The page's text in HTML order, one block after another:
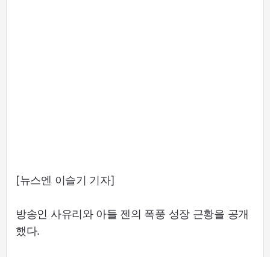
[뉴스엔 이슬기 기자]
방송인 사유리와 아들 젠의 폭풍 성장 근황을 공개
했다.